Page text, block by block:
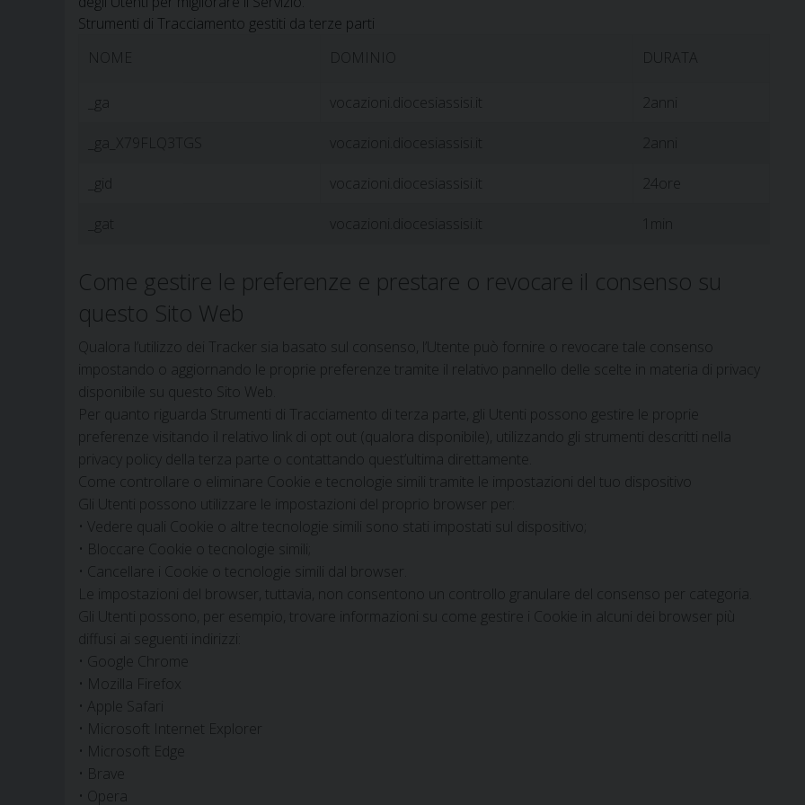
Strumenti di Tracciamento gestiti da terze parti
NOME
DOMINIO DURATA
_ga vocazioni.diocesiassisi.it 2anni
_ga_X79FLQ3TGS vocazioni.diocesiassisi.it 2anni
_gid vocazioni.diocesiassisi.it 24ore
_gat vocazioni.diocesiassisi.it 1min
Come gestire le preferenze e prestare o revocare il consenso su
questo Sito Web
Qualora l’utilizzo dei Tracker sia basato sul consenso, l’Utente può fornire o revocare tale consenso
impostando o aggiornando le proprie preferenze tramite il relativo pannello delle scelte in materia di privacy
disponibile su questo Sito Web.
Per quanto riguarda Strumenti di Tracciamento di terza parte, gli Utenti possono gestire le proprie
preferenze visitando il relativo link di opt out (qualora disponibile), utilizzando gli strumenti descritti nella
privacy policy della terza parte o contattando quest’ultima direttamente.
Come controllare o eliminare Cookie e tecnologie simili tramite le impostazioni del tuo dispositivo
Gli Utenti possono utilizzare le impostazioni del proprio browser per:
• Vedere quali Cookie o altre tecnologie simili sono stati impostati sul dispositivo;
• Bloccare Cookie o tecnologie simili;
• Cancellare i Cookie o tecnologie simili dal browser.
Le impostazioni del browser, tuttavia, non consentono un controllo granulare del consenso per categoria.
Gli Utenti possono, per esempio, trovare informazioni su come gestire i Cookie in alcuni dei browser più
diffusi ai seguenti indirizzi:
• Google Chrome
• Mozilla Firefox
• Apple Safari
• Microsoft Internet Explorer
• Microsoft Edge
• Brave
• Opera